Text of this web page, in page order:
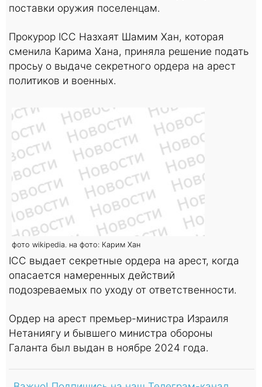
поставки оружия поселенцам.
Прокурор ICC Назхаят Шамим Хан, которая
сменила Карима Хана, приняла решение подать
просьу о выдаче секретного ордера на арест
политиков и военных.
фото wikipedia. на фото: Карим Хан
ICC выдает секретные ордера на арест, когда
опасается намеренных действий
подозреваемых по уходу от ответственности.
Ордер на арест премьер-министра Израиля
Нетаниягу и бывшего министра обороны
Галанта был выдан в ноябре 2024 года.